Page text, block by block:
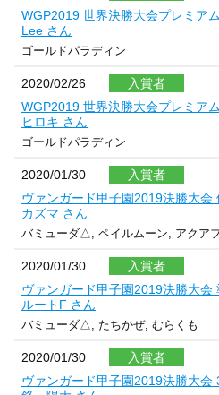
WGP2019 世界決勝大会プレミア
Lee さん
ゴールドパラディン
2020/02/26
入賞者
WGP2019 世界決勝大会プレミア
ヒロキ さん
ゴールドパラディン
2020/01/30
入賞者
ヴァンガード甲子園2019決勝大
カズマ さん
バミューダ△, ペイルムーン, アクア
2020/01/30
入賞者
ヴァンガード甲子園2019決勝大
ルートF さん
バミューダ△, たちかぜ, むらくも
2020/01/30
入賞者
ヴァンガード甲子園2019決勝大